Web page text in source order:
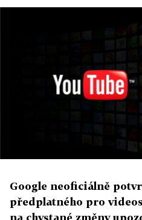
Google neoficiálně
předplatného pro
na chystané změny